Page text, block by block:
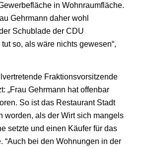
in Wohnraumfläche.
Gehrmann daher wohl
Schublade der CDU
so, als wäre nichts gewesen“,
Fraktionsvorsitzende
„Frau Gehrmann hat offenbar
So ist das Restaurant Stadt
worden, als der Wirt sich mangels
setzte und einen Käufer für das
“Auch bei den Wohnungen in der